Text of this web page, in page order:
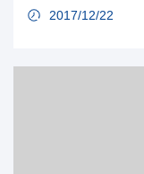
2017/12/22